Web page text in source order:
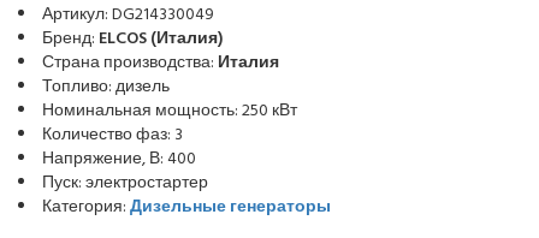
Артикул: DG214330049
Бренд: ELCOS (Италия)
Страна производства: Италия
Топливо: дизель
Номинальная мощность: 250 кВт
Количество фаз: 3
Напряжение, В: 400
Пуск: электростартер
Категория:Дизельные генераторы